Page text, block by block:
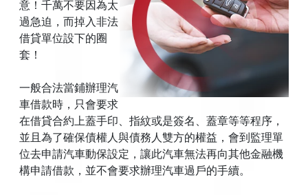
意！千萬不要因為太
過急迫，而掉入非法
借貸單位設下的圈
套！
一般合法當鋪辦理汽
車借款時，只會要求
在借貸合約上蓋手印、指紋或是簽名、蓋章等等程序，
並且為了確保債權人與債務人雙方的權益，會到監理單
位去申請汽車動保設定，讓此汽車無法再向其他金融機
構申請借款，並不會要求辦理汽車過戶的手續。